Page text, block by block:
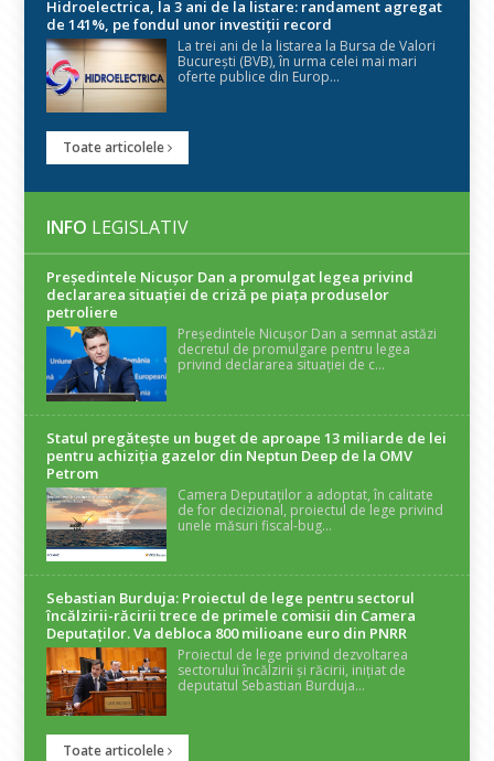
Hidroelectrica, la 3 ani de la listare: randament agregat
de 141%, pe fondul unor investiții record
La trei ani de la listarea la Bursa de Valori
București (BVB), în urma celei mai mari
oferte publice din Europ...
Toate articolele
INFO LEGISLATIV
Președintele Nicuşor Dan a promulgat legea privind
declararea situaţiei de criză pe piaţa produselor
petroliere
Președintele Nicușor Dan a semnat astăzi
decretul de promulgare pentru legea
privind declararea situației de c...
Statul pregătește un buget de aproape 13 miliarde de lei
pentru achiziția gazelor din Neptun Deep de la OMV
Petrom
Camera Deputaților a adoptat, în calitate
de for decizional, proiectul de lege privind
unele măsuri fiscal-bug...
Sebastian Burduja: Proiectul de lege pentru sectorul
încălzirii-răcirii trece de primele comisii din Camera
Deputaților. Va debloca 800 milioane euro din PNRR
Proiectul de lege privind dezvoltarea
sectorului încălzirii și răcirii, inițiat de
deputatul Sebastian Burduja...
Toate articolele